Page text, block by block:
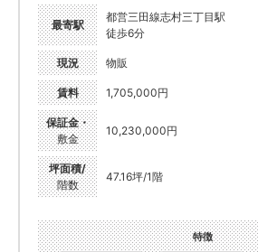
最寄駅
都営三田線志村三丁目駅
徒歩6分
現況 物販
賃料 1,705,000円
保証金・
敷金
10,230,000円
坪面積/
階数
47.16坪/1階
特徴